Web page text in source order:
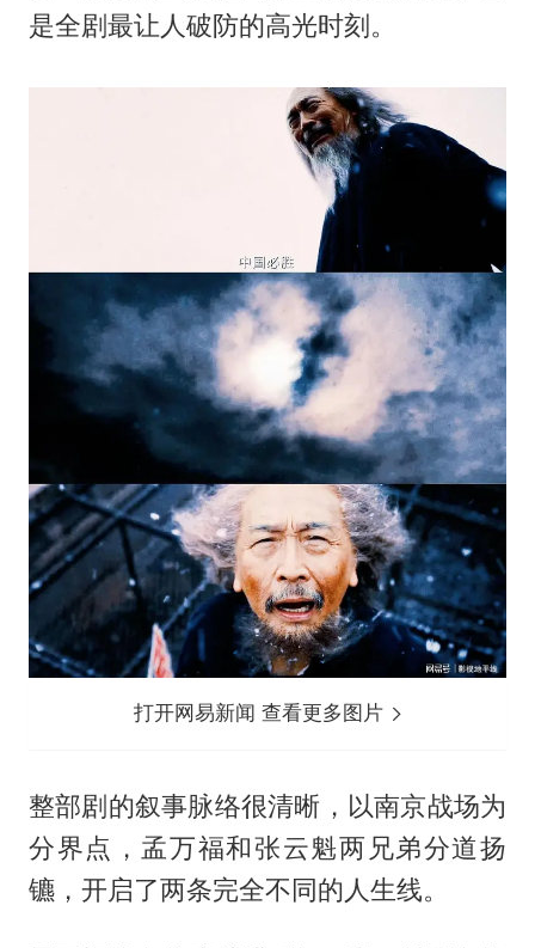
是全剧最让人破防的高光时刻。
打开网易新闻 查看更多图片
整部剧的叙事脉络很清晰，以南京战场为
分界点，孟万福和张云魁两兄弟分道扬
镳，开启了两条完全不同的人生线。